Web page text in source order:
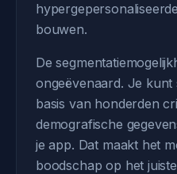
bouwen.
De
ongeëvenaard. Je kunt
basis van honderden
demografische
je app. Dat maakt het
boodschap op het